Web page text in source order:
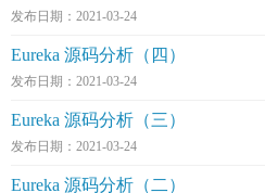
发布日期：2021-03-24
Eureka 源码分析（四）
发布日期：2021-03-24
Eureka 源码分析（三）
发布日期：2021-03-24
Eureka 源码分析（二）